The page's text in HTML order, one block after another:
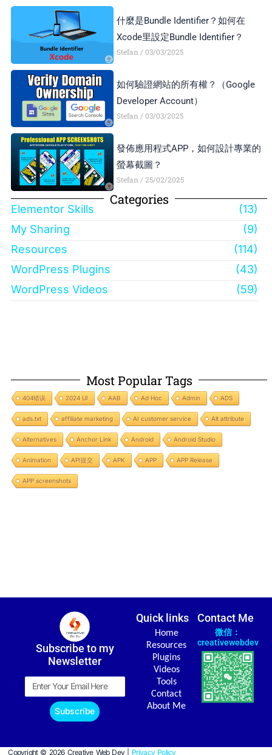
什麼是Bundle Identifier？如何在
Xcode里設定Bundle Identifier？
Stefan 03/03/2025
如何驗證網站的所有權？（Google
Developer Account）
Stefan 03/03/2025
發佈應用程式APP，如何設計專業的
螢幕截圖？
Stefan 25/02/2025
Categories
Elementor Skills
(13)
My Sharing
(9)
Resources
(114)
WordPress Plugins
(43)
WordPress Videos
(59)
Most Popular Tags
404错误 2024 UI AAB Ad Hoc Admin ADS
ads.txt affiliate marketing AI customer service Alt attribute
Alternatives Anchor Link Android Android Studio
Animation API提交 APK APP APP Release
APP screenshots
Subscribe to my
Newsletter
Email
Subscribe
Quick links
Home
Resources
Plugins
Videos
Tools
Contact
About Me
Contact Me
微信：
creativewebdev
Copyright © 2026 Creative Web Dev | Privacy Policy